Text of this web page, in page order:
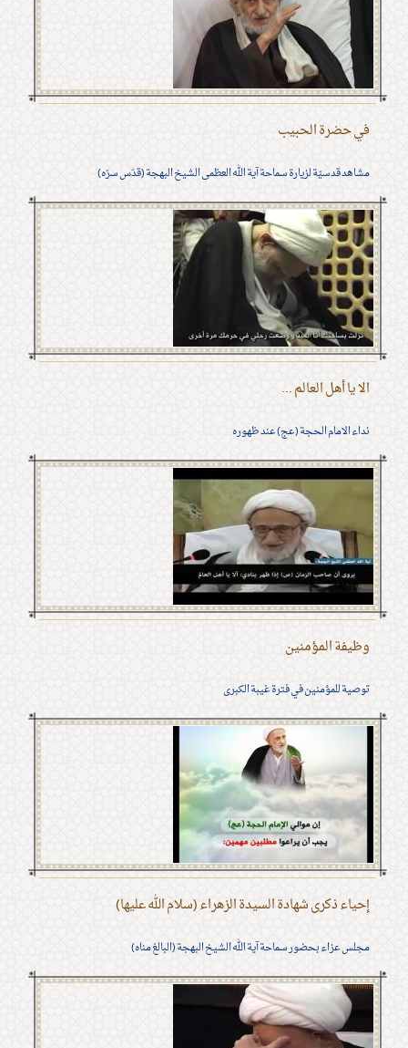
في حضرة الحبيب
مشاهد قدسيّة لزيارة سماحة آية الله العظمى الشيخ البهجة (قدّس سرّه)
الا يا أهل العالم ...
نداء الامام الحجة (عج) عند ظهوره
وظيفة المؤمنين
توصية للمؤمنين في فترة غيبة الكبرى
إحياء ذكرى شهادة السيدة الزهراء (سلام الله عليها)
مجلس عزاء بحضور سماحة آية الله الشيخ البهجة (البالغ مناه)